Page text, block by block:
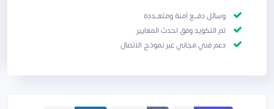
وسائل دفـــع آمنة ومتعــددة
تم التكويد وفق احدث المعايير
دعم فني مجاني عبر نموذج الاتصال